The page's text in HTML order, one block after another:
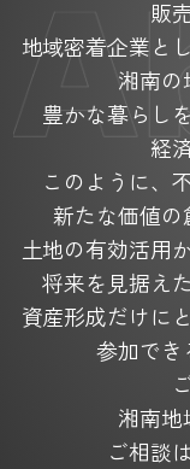
販
地域密着企業と
湘南の
豊かな暮らし
経
このように、
新たな価値の
土地の有効活用
将来を見据えた
資産形成だけに
参加でき
湘南地
ご相談